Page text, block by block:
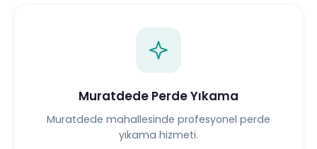
Muratdede Perde Yıkama
Muratdede mahallesinde profesyonel perde
yıkama hizmeti.